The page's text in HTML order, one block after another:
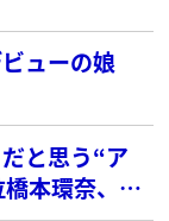
ューの娘
と思う“ア
本環奈、2